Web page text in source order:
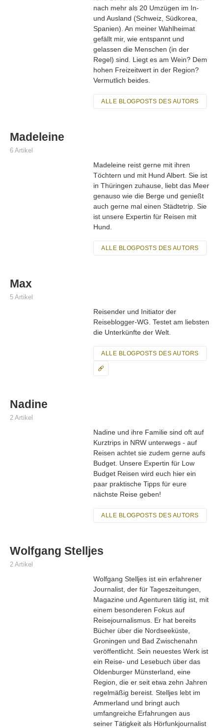
nach mehr als 20 Umzügen im In-
und Ausland (Schweiz, Südkorea,
Spanien). An meiner Wahlheimat
gefällt mir, wie entspannt und
gelassen die Menschen (in der
Regel) sind. Liegt es am Wein? Dem
hohen Freizeitwert in der Region?
Vermutlich beides.
ALLE BLOGPOSTS DES AUTORS
Madeleine
6 Artikel
Madeleine reist gerne mit ihren
Töchtern und mit Hund Albert. Sie ist
in Thüringen zuhause, liebt das Meer
genauso wie die Berge und genießt
auch gerne mal einen Städtetrip. Sie
ist unsere Expertin für Reisen mit
Hund.
ALLE BLOGPOSTS DES AUTORS
Max
5 Artikel
Reisender und Initiator der
Reiseblogger-WG. Testet am liebsten
die Unterkünfte der Welt.
ALLE BLOGPOSTS DES AUTORS
Nadine
2 Artikel
Nadine und ihre Familie sind oft auf
Kurztrips in NRW unterwegs - auf
Reisen achtet sie zudem gerne aufs
Budget. Unsere Expertin für Low
Budget Reisen wird euch hier ein
paar praktische Tipps für eure
nächste Reise geben!
ALLE BLOGPOSTS DES AUTORS
Wolfgang Stelljes
2 Artikel
Wolfgang Stelljes ist ein erfahrener
Journalist, der für Tageszeitungen,
Magazine und Agenturen tätig ist, mit
einem besonderen Fokus auf
Reisejournalismus. Er hat bereits
Bücher über die Nordseeküste,
Groningen und Bad Zwischenahn
veröffentlicht. Sein neuestes Werk ist
ein Reise- und Lesebuch über das
Oldenburger Münsterland, eine
Region, die er seit etwa zehn Jahren
regelmäßig bereist. Stelljes lebt im
Ammerland und bringt auch
umfangreiche Erfahrungen aus
seiner Tätigkeit als Hörfunkjournalist